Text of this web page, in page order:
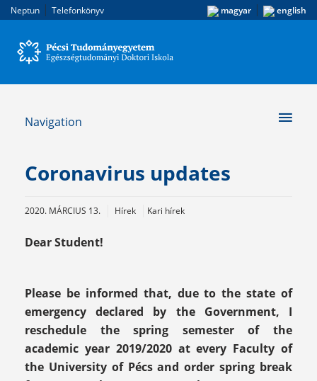
Neptun | Telefonkönyv magyar | english
Navigation
Coronavirus updates
2020. MÁRCIUS 13. Hírek Kari hírek
Dear Student!
Please be informed that, due to the state of
emergency declared by the Government, I
reschedule the spring semester of the
academic year 2019/2020 at every Faculty of
the University of Pécs andorder spring break